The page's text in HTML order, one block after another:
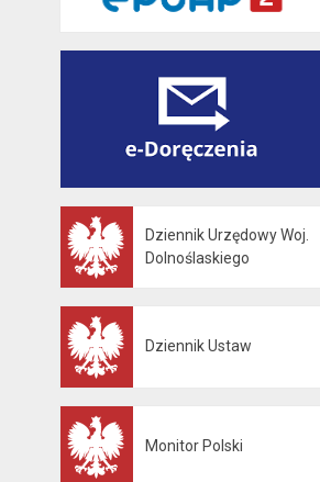
Dziennik Urzędowy Woj.
Dolnoślaskiego
Dziennik Ustaw
Monitor Polski